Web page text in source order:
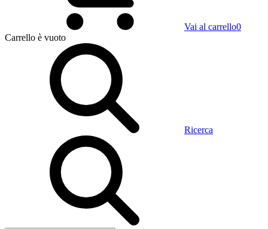
Vai al carrello0
Carrello è vuoto
Ricerca